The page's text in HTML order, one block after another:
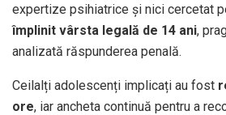
expertize psihiatrice și nici cercetat
împlinit vârsta legală de 14 ani,
analizată răspunderea penală.
Ceilalți adolescenți implicați au fost
ore, iar ancheta continuă pentru a